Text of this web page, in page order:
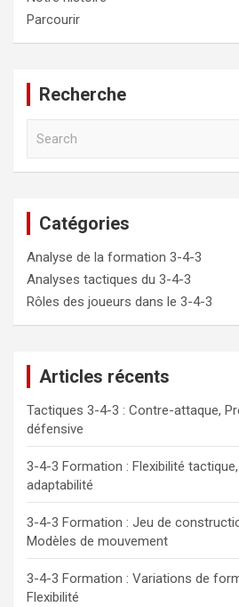
Parcourir
Recherche
Catégories
Analyse de la formation 3-4-3
Analyses tactiques du 3-4-3
Rôles des joueurs dans le 3-4-3
Articles récents
Tactiques 3-4-3 : Contre-attaque,
défensive
3-4-3 Formation : Flexibilité
adaptabilité
3-4-3 Formation : Jeu de
Modèles de mouvement
3-4-3 Formation : Variations de
Flexibilité